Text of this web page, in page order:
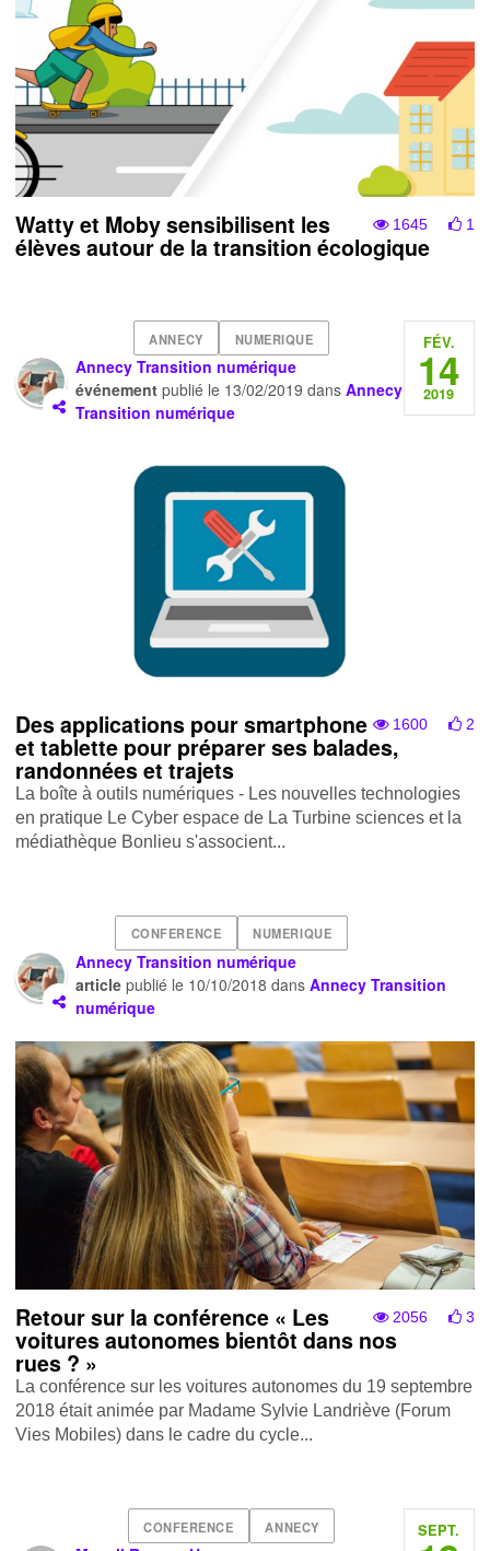
1645 1
Watty et Moby sensibilisent les
élèves autour de la transition écologique
ANNECY NUMERIQUE
Annecy Transition numérique
événement publié le 13/02/2019 dansAnnecy
Transition numérique
FÉV.
14
2019
1600 2
Des applications pour smartphone
et tablette pour préparer ses balades,
randonnées et trajets
La boîte à outils numériques - Les nouvelles technologies
en pratique Le Cyber espace de La Turbine sciences et la
médiathèque Bonlieu s'associent...
CONFERENCE NUMERIQUE
Annecy Transition numérique
article publié le 10/10/2018 dansAnnecy Transition
numérique
2056 3
Retour sur la conférence « Les
voitures autonomes bientôt dans nos
rues ? »
La conférence sur les voitures autonomes du 19 septembre
2018 était animée par Madame Sylvie Landriève (Forum
Vies Mobiles) dans le cadre du cycle...
CONFERENCE ANNECY SEPT.